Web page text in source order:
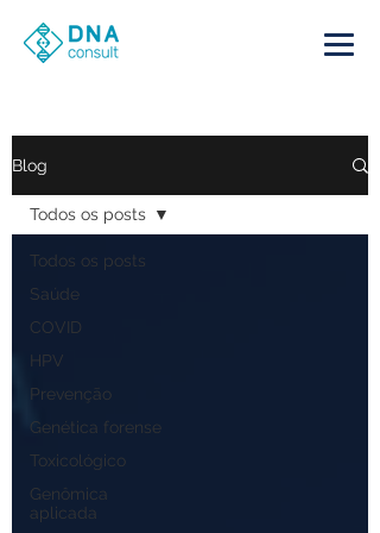
Blog
Todos os posts
Saúde
COVID
HPV
Prevenção
Genética forense
Toxicológico
Genômica
aplicada
Todos os posts